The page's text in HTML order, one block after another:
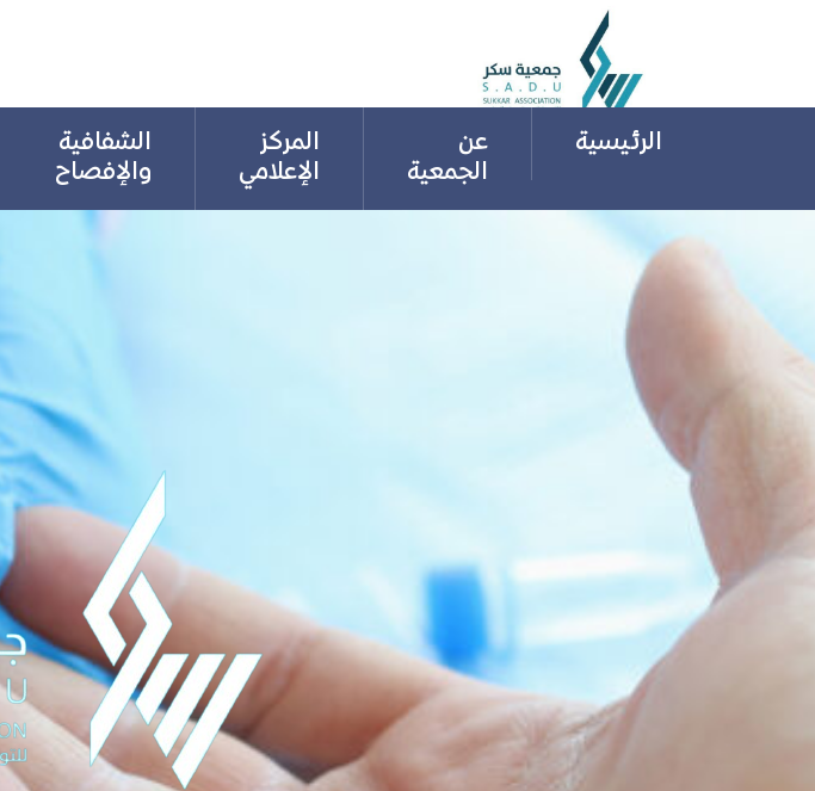
الرئيسية
عن
الجمعية
المركز
الإعلامي
الشفافية
والإفصاح